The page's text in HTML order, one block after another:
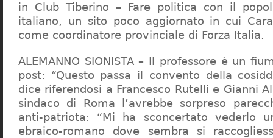
in Club Tiberino – Fare politica con il
italiano, un sito poco aggiornato in cui
come coordinatore provinciale di Forza Italia.
ALEMANNO SIONISTA – Il professore è un
post: “Questo passa il convento della
dice riferendosi a Francesco Rutelli e Gianni
sindaco di Roma l’avrebbe sorpreso
anti-patriota: “Mi ha sconcertato vederlo
ebraico-romano dove sembra si